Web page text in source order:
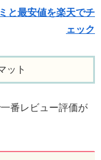
と最安値を楽天でチ
ェック
ット
番レビュー評価が